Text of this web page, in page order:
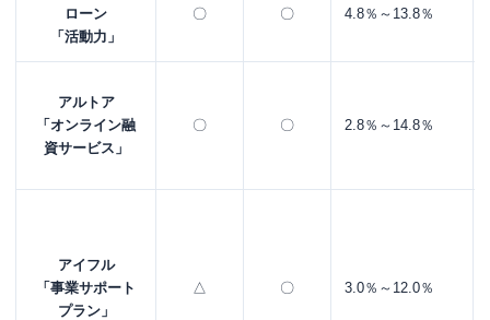
ローン
「活動力」
〇 〇 4.8％～13.8％
アルトア
「オンライン融
資サービス」
〇 〇 2.8％～14.8％
アイフル
「事業サポート
プラン」
△ 〇 3.0％～12.0％